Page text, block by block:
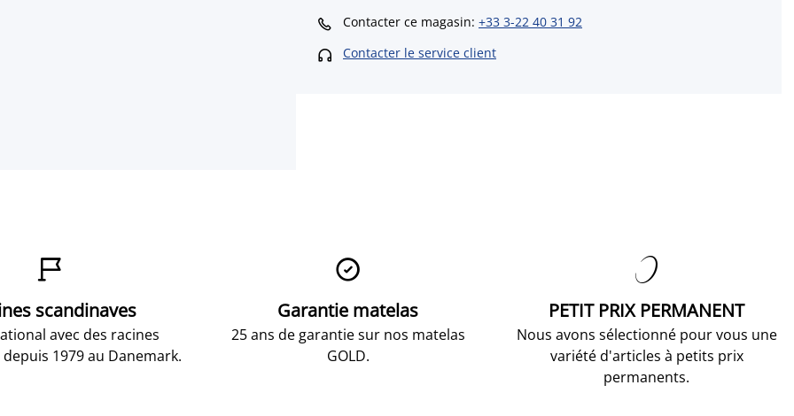
 Contacter ce magasin: +33 3-22 40 31 92
 Contacter le service client

scandinaves
avec des racines
1979 au Danemark.

Garantie matelas
25 ans de garantie sur nos matelas
GOLD.

PETIT PRIX PERMANENT
Nous avons sélectionné pour vous une
variété d'articles à petits prix
permanents.